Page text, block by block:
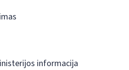
informacija